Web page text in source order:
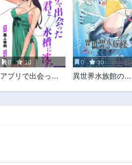
0 10
アプリで出会った
0 10
異世界水族館の作
楽園創造スローラ